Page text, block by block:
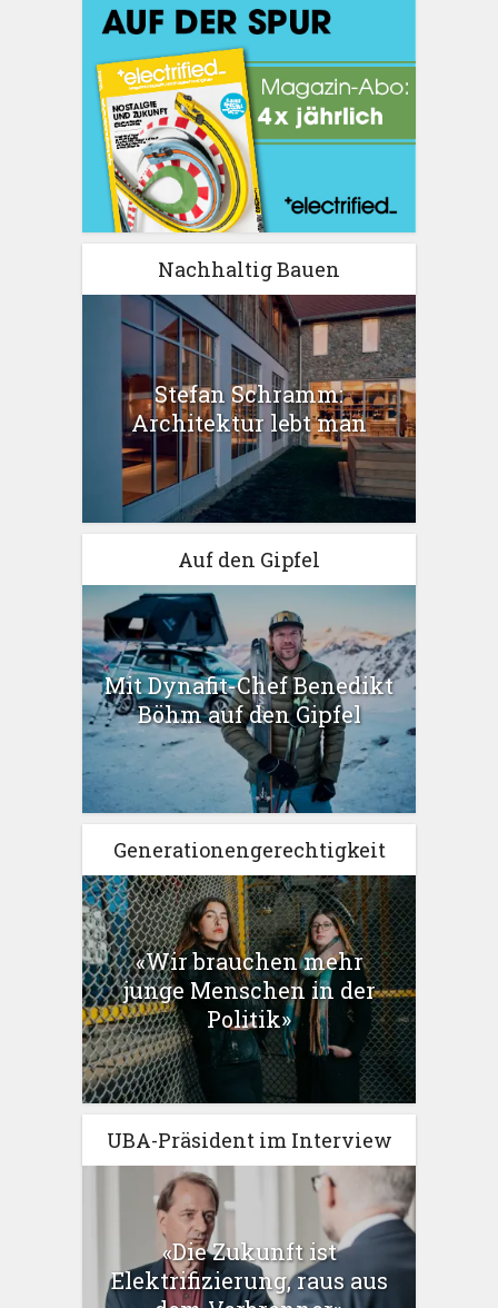
Nachhaltig Bauen
Stefan Schramm:
Architektur lebt man
Auf den Gipfel
Mit Dynafit-Chef Benedikt
Böhm auf den Gipfel
Generationengerechtigkeit
«Wir brauchen mehr
junge Menschen in der
Politik»
UBA-Präsident im Interview
«Die Zukunft ist
Elektrifizierung, raus aus